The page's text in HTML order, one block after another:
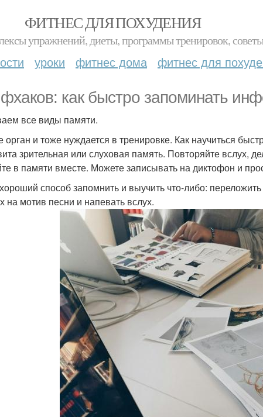
ФИТНЕС ДЛЯ ПОХУДЕНИЯ
упражнений, диеты, программы тренировок,
уроки фитнес дома фитнес для
как быстро запоминать
все виды памяти.
орган и тоже нуждается в тренировке. Как научиться
зрительная или слуховая память. Повторяйте вслух,
в памяти вместе. Можете записывать на диктофон и
способ запомнить и выучить что-либо:
на мотив песни и напевать вслух.